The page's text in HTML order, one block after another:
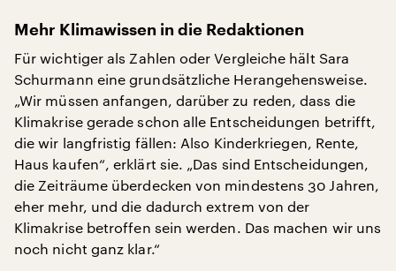
Mehr Klimawissen in die Redaktionen
Für wichtiger als Zahlen oder Vergleiche hält Sara
Schurmann eine grundsätzliche Herangehensweise.
„Wir müssen anfangen, darüber zu reden, dass die
Klimakrise gerade schon alle Entscheidungen betrifft,
die wir langfristig fällen: Also Kinderkriegen, Rente,
Haus kaufen“, erklärt sie. „Das sind Entscheidungen,
die Zeiträume überdecken von mindestens 30 Jahren,
eher mehr, und die dadurch extrem von der
Klimakrise betroffen sein werden. Das machen wir uns
noch nicht ganz klar.“